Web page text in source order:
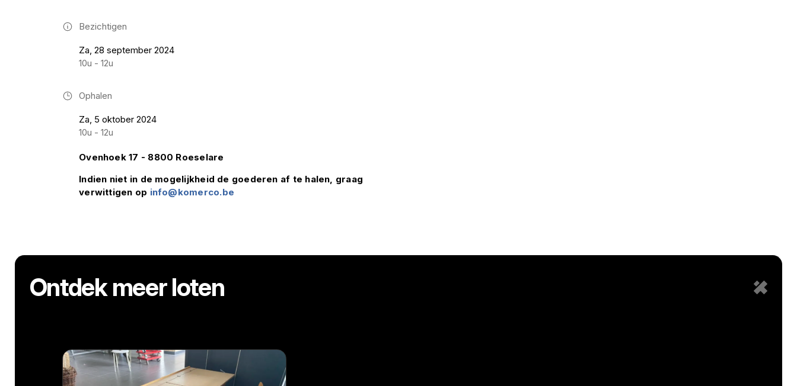
Bezichtigen
Za, 28 september 2024
10u - 12u
Ophalen
Za, 5 oktober 2024
10u - 12u
Ovenhoek 17 - 8800 Roeselare
Indien niet in de mogelijkheid de goederen af te halen, graag
verwittigen op info@komerco.be
Ontdek meer loten